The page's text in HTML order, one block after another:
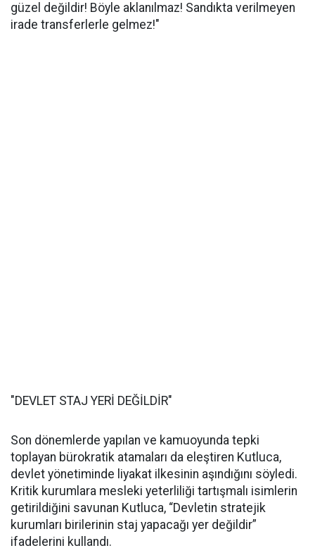
güzel değildir! Böyle aklanılmaz! Sandıkta verilmeyen
irade transferlerle gelmez!"
"DEVLET STAJ YERİ DEĞİLDİR"
Son dönemlerde yapılan ve kamuoyunda tepki
toplayan bürokratik atamaları da eleştiren Kutluca,
devlet yönetiminde liyakat ilkesinin aşındığını söyledi.
Kritik kurumlara mesleki yeterliliği tartışmalı isimlerin
getirildiğini savunan Kutluca, “Devletin stratejik
kurumları birilerinin staj yapacağı yer değildir”
ifadelerini kullandı.